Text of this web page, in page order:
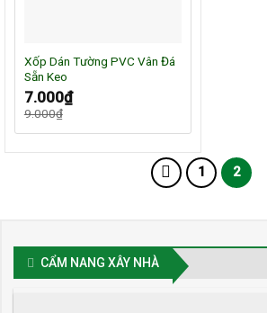
Xốp Dán Tường PVC Vân Đá
Sẵn Keo
9.000₫
Giá
gốc
là:
7.000₫
Giá
hiện
tại
7.000₫.
1 2
CẨM NANG XÂY NHÀ